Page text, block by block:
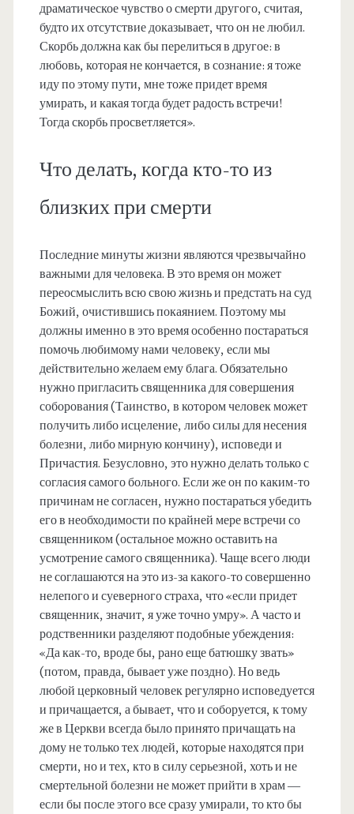
драматическое чувство о смерти другого, считая,
будто их отсутствие доказывает, что он не любил.
Скорбь должна как бы перелиться в другое: в
любовь, которая не кончается, в сознание: я тоже
иду по этому пути, мне тоже придет время
умирать, и какая тогда будет радость встречи!
Тогда скорбь просветляется».
Что делать, когда кто-то из
близких при смерти
Последние минуты жизни являются чрезвычайно
важными для человека. В это время он может
переосмыслить всю свою жизнь и предстать на суд
Божий, очистившись покаянием. Поэтому мы
должны именно в это время особенно постараться
помочь любимому нами человеку, если мы
действительно желаем ему блага. Обязательно
нужно пригласить священника для совершения
соборования (Таинство, в котором человек может
получить либо исцеление, либо силы для несения
болезни, либо мирную кончину), исповеди и
Причастия. Безусловно, это нужно делать только с
согласия самого больного. Если же он по каким-то
причинам не согласен, нужно постараться убедить
его в необходимости по крайней мере встречи со
священником (остальное можно оставить на
усмотрение самого священника). Чаще всего люди
не соглашаются на это из-за какого-то совершенно
нелепого и суеверного страха, что «если придет
священник, значит, я уже точно умру». А часто и
родственники разделяют подобные убеждения:
«Да как-то, вроде бы, рано еще батюшку звать»
(потом, правда, бывает уже поздно). Но ведь
любой церковный человек регулярно исповедуется
и причащается, а бывает, что и соборуется, к тому
же в Церкви всегда было принято причащать на
дому не только тех людей, которые находятся при
смерти, но и тех, кто в силу серьезной, хоть и не
смертельной болезни не может прийти в храм —
если бы после этого все сразу умирали, то кто бы